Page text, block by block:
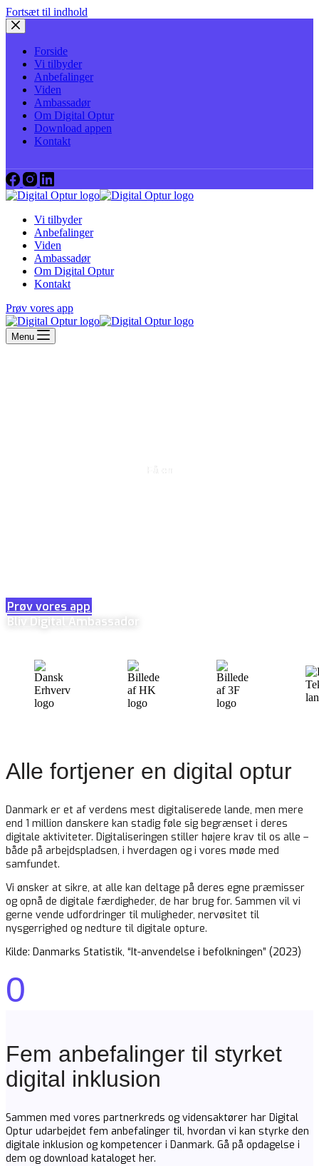
Fortsæt til indhold
Forside
Vi tilbyder
Anbefalinger
Viden
Ambassadør
Om Digital Optur
Download appen
Kontakt
Vi tilbyder
Anbefalinger
Viden
Ambassadør
Om Digital Optur
Kontakt
Prøv vores app
Menu
Prøv vores app
Bliv Digital Ambassadør
Alle fortjener en digital optur
Danmark er et af verdens mest digitaliserede lande, men mere
end 1 million danskere kan stadig føle sig begrænset i deres
digitale aktiviteter. Digitaliseringen stiller højere krav til os alle –
både på arbejdspladsen, i hverdagen og i vores møde med
samfundet.
Vi ønsker at sikre, at alle kan deltage på deres egne præmisser
og opnå de digitale færdigheder, de har brug for. Sammen vil vi
gerne vende udfordringer til muligheder, nervøsitet til
nysgerrighed og nedture til digitale opture.
Kilde: Danmarks Statistik, “It-anvendelse i befolkningen” (2023)
0
Fem anbefalinger til styrket
digital inklusion
Sammen med vores partnerkreds og vidensaktører har Digital
Optur udarbejdet fem anbefalinger til, hvordan vi kan styrke den
digitale inklusion og kompetencer i Danmark. Gå på opdagelse i
dem og download kataloget her.